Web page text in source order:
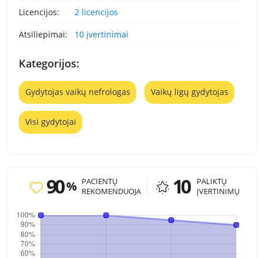
Licencijos:
2 licencijos
Atsiliepimai:
10 įvertinimai
Kategorijos:
Gydytojas vaikų nefrologas Vaikų ligų gydytojas
Visi gydytojai
90 % PACIENTŲ
REKOMENDUOJA
10
PALIKTŲ
ĮVERTINIMŲ